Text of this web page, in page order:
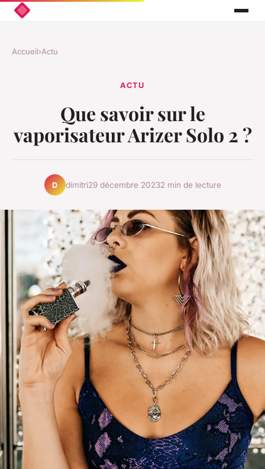
Accueil›Actu
ACTU
Que savoir sur le
vaporisateur Arizer Solo 2 ?
D dimitri29 décembre 20232 min de lecture